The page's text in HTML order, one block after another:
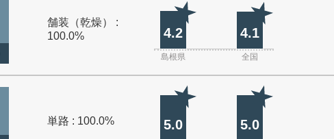
舗装（乾燥） :
100.0%
4.2 4.1
島根県 全国
単路 : 100.0% 5.0 5.0